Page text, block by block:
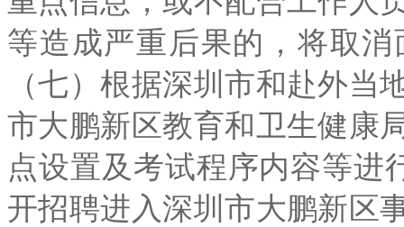
等造成严重后果的，将取
（七）根据深圳市和赴外
市大鹏新区教育和卫生健康
点设置及考试程序内容等
开招聘进入深圳市大鹏新区